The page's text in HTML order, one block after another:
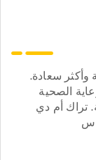
سعادة.
الصحية
تراك أم دي